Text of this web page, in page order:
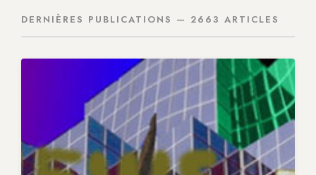
DERNIÈRES PUBLICATIONS — 2663 ARTICLES